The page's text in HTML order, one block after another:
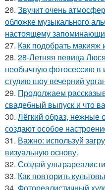
26. Звучит очень
обложке музыкального
настоящему
27. Как подобрать макияж
28. 28-Летняя певица
необычную фотосессию
студию шоу вечерний
29. Продолжаем
свадебный выпуск и что
30. Лёгкий образ, нежные
создают особое
31. Важно: используй
визуальную основу.
32. Создай
33. Как повторить